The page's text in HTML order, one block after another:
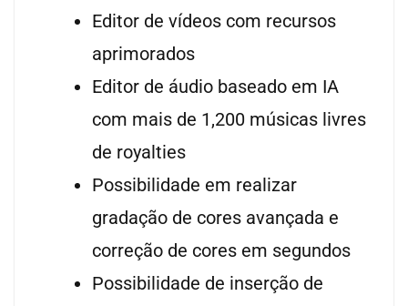
Editor de vídeos com recursos
aprimorados
Editor de áudio baseado em IA
com mais de 1,200 músicas livres
de royalties
Possibilidade em realizar
gradação de cores avançada e
correção de cores em segundos
Possibilidade de inserção de